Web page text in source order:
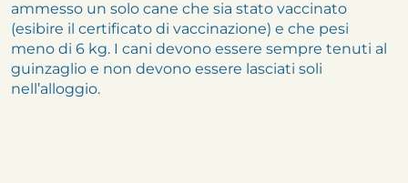
ammesso un solo cane che sia stato vaccinato
(esibire il certificato di vaccinazione) e che pesi
meno di 6 kg. I cani devono essere sempre tenuti al
guinzaglio e non devono essere lasciati soli
nell’alloggio.